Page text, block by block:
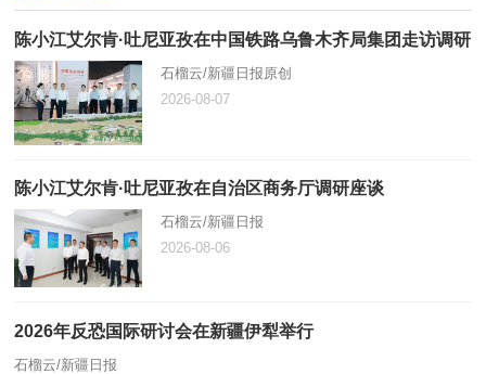
陈小江艾尔肯·吐尼亚孜在中国铁路乌鲁木齐局集团走访调研
石榴云/新疆日报原创
2026-08-07
陈小江艾尔肯·吐尼亚孜在自治区商务厅调研座谈
石榴云/新疆日报
2026-08-06
2026年反恐国际研讨会在新疆伊犁举行
石榴云/新疆日报